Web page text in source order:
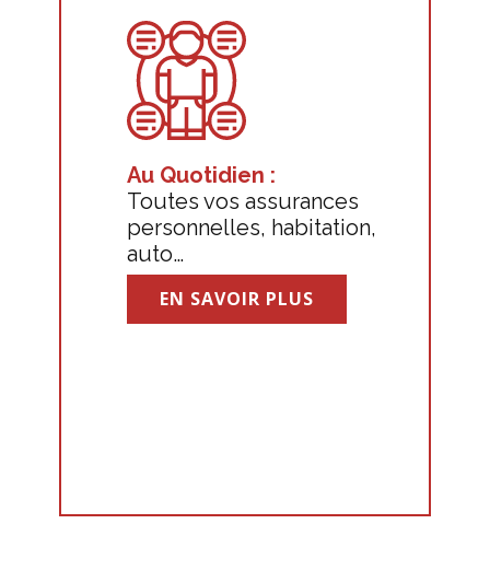
Au Quotidien :
Toutes vos assurances
personnelles, habitation,
auto…
EN SAVOIR PLUS